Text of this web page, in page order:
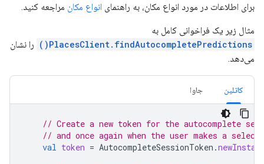
برای اطلاعات در مورد انواع مکان، به راهنمای انواع مکان مراجعه کنید.
مثال زیر یک فراخوانی کامل به
PlacesClient.findAutocompletePredictions()
را نشان
می‌دهد.
کاتلین جاوا
// Create a new token for the autocomplete
// and once again when the user makes a
val token = AutocompleteSessionToken .